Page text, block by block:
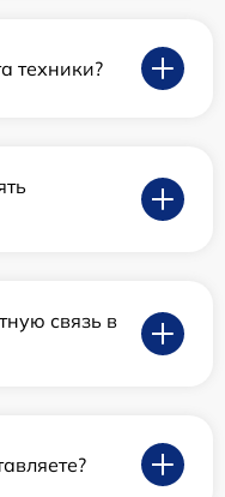
техники?
связь в